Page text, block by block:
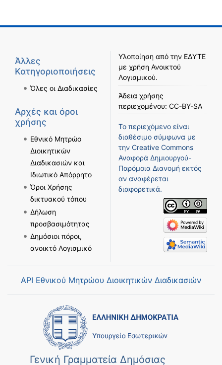
Άλλες
Κατηγοριοποιήσεις
Όλες οι Διαδικασίες
Αρχές και όροι
χρήσης
Εθνικό Μητρώο
Διοικητικών
Διαδικασιών και
Ιδιωτικό Απόρρητο
Όροι Χρήσης
δικτυακού τόπου
Δήλωση
προσβασιμότητας
Δημόσιοι πόροι,
ανοικτό Λογισμικό
Υλοποίηση από την ΕΔΥΤΕ
με χρήση Ανοικτού
Λογισμικού.
Άδεια χρήσης
περιεχομένου: CC-BY-SA
Το περιεχόμενο είναι
διαθέσιμο σύμφωνα με
την Creative Commons
Αναφορά Δημιουργού-
Παρόμοια Διανομή εκτός
αν αναφέρεται
διαφορετικά.
API Εθνικού Μητρώου Διοικητικών Διαδικασιών
Γενική Γραμματεία Δημόσιας